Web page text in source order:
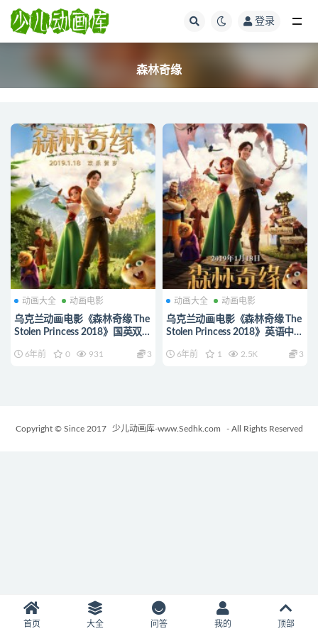
登录
森林奇缘
动画大全 动画电影
乌克兰动画电影《森林奇缘 The
Stolen Princess 2018》国英双语
画片森林奇缘下载
6年前 0 931 3
动画大全 动画电影
乌克兰动画电影《森林奇缘 The
Stolen Princess 2018》英语中字
奇缘下载
6年前 1 2.5K 3
Copyright © Since 2017 少儿动画库-www.Sedhk.com - All Rights Reserved
首页 大全 问答 我的 顶部